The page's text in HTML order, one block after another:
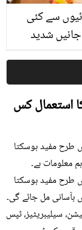
سے کئی
جانیں شدید
استعمال کس
طرح مفید ہوسکتا
معلومات ہے۔
طرح مفید ہوسکتا
بآسانی مل جائے گی۔
سیلیبریٹیز، ٹپس